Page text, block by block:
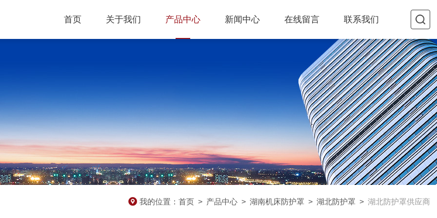
首页 关于我们 产品中心 新闻中心 在线留言 联系我们
我的位置： 首页 > 产品中心 > 湖南机床防护罩 > 湖北防护罩 > 湖北防护罩供应商